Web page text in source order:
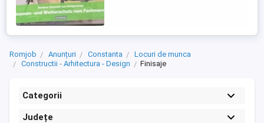
Romjob Anunțuri Constanta
Locuri de munca
Constructii - Arhitectura - Design
Finisaje
Categorii
Județe